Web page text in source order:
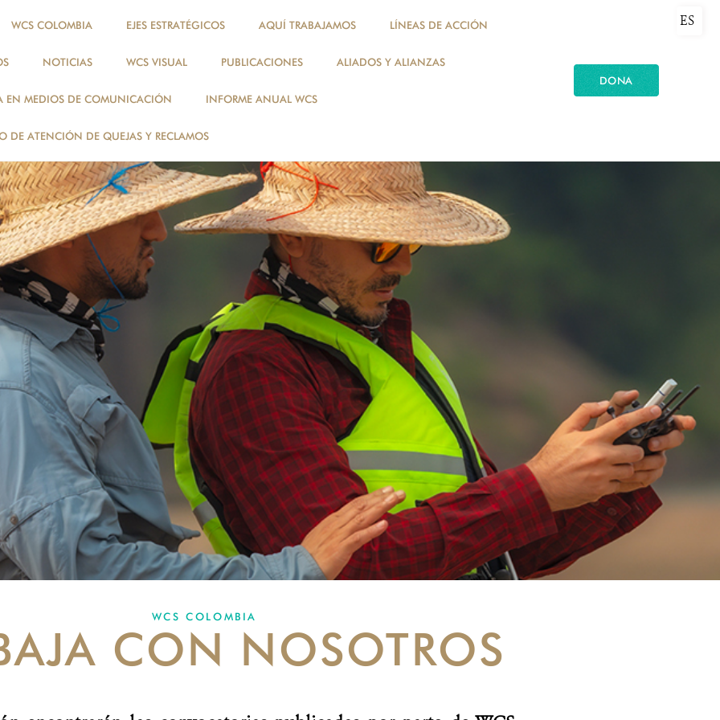
WCS COLOMBIA EJES ESTRATÉGICOS AQUÍ TRABAJAMOS LÍNEAS DE ACCIÓN
NOTICIAS WCS VISUAL PUBLICACIONES ALIADOS Y ALIANZAS
EN MEDIOS DE COMUNICACIÓN INFORME ANUAL WCS
DE ATENCIÓN DE QUEJAS Y RECLAMOS
DONA
ES
WCS COLOMBIA
CON NOSOTROS